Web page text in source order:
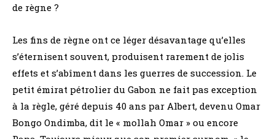
de règne ?
Les fins de règne ont ce léger désavantage qu’elles
s’éternisent souvent, produisent rarement de jolis
effets et s’abîment dans les guerres de succession. Le
petit émirat pétrolier du Gabon ne fait pas exception
à la règle, géré depuis 40 ans par Albert, devenu Omar
Bongo Ondimba, dit le « mollah Omar » ou encore